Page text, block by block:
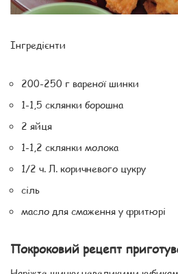
Інгредієнти
200-250 г вареної шинки
1-1,5 склянки борошна
2 яйця
1-1,2 склянки молока
1/2 ч. Л. коричневого цукру
сіль
масло для смаження у фритюрі
Покроковий рецепт